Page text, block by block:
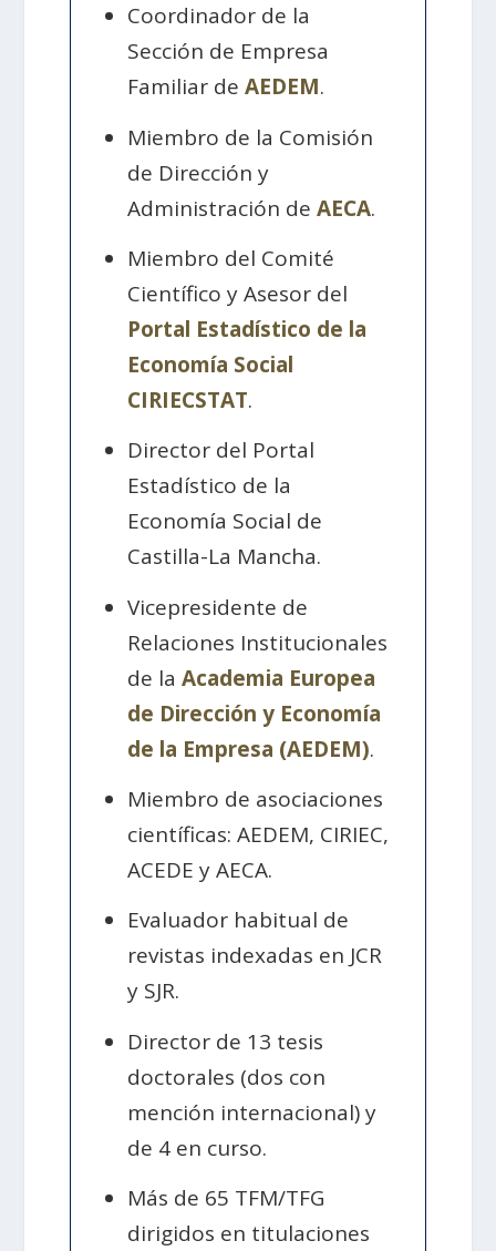
Coordinador de la
Sección de Empresa
Familiar deAEDEM.
Miembro de la Comisión
de Dirección y
Administración deAECA.
Miembro del Comité
Científico y Asesor del
Portal Estadístico de la
Economía Social
CIRIECSTAT.
Director del Portal
Estadístico de la
Economía Social de
Castilla-La Mancha.
Vicepresidente de
Relaciones Institucionales
de laAcademia Europea
de Dirección y Economía
de la Empresa (AEDEM).
Miembro de asociaciones
científicas: AEDEM, CIRIEC,
ACEDE y AECA.
Evaluador habitual de
revistas indexadas en JCR
y SJR.
Director de 13 tesis
doctorales (dos con
mención internacional) y
de 4 en curso.
Más de 65 TFM/TFG
dirigidos en titulaciones